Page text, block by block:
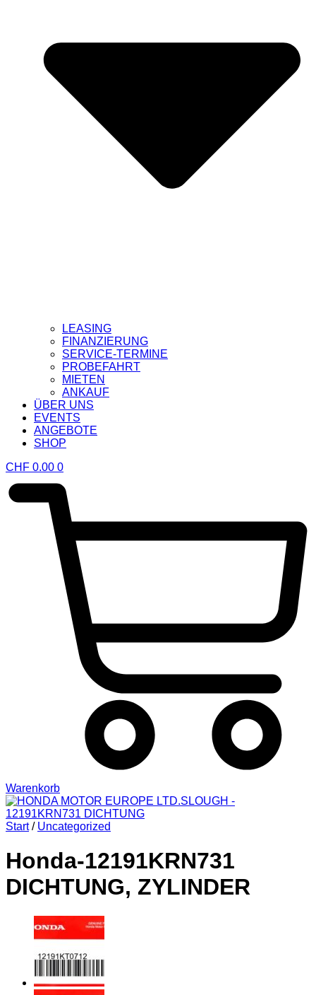
LEASING
FINANZIERUNG
SERVICE-TERMINE
PROBEFAHRT
MIETEN
ANKAUF
ÜBER UNS
EVENTS
ANGEBOTE
SHOP
CHF 0.00 0
Warenkorb
Start / Uncategorized
Honda-12191KRN731
DICHTUNG, ZYLINDER